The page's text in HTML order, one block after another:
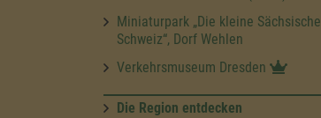
Miniaturpark „Die kleine Sächsische
Schweiz“, Dorf Wehlen
Verkehrsmuseum Dresden
Die Region entdecken